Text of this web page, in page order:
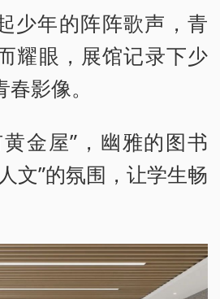
少年的阵阵歌声，青
耀眼，展馆记录下少
影像。
金屋”，幽雅的图书
文”的氛围，让学生畅